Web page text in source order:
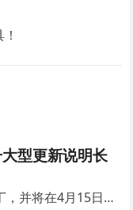
型更新说明长
，并将在4月15日…